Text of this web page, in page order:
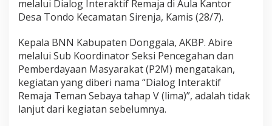
l
g
I
n
e
r
a
melalui Dialog Interaktif Remaja di Aula Kantor
Desa Tondo Kecamatan Sirenja, Kamis (28/7).
Kepala BNN Kabupaten Donggala, AKBP. Abire
melalui Sub Koordinator Seksi Pencegahan dan
Pemberdayaan Masyarakat (P2M) mengatakan,
kegiatan yang diberi nama “Dialog Interaktif
Remaja Teman Sebaya tahap V (lima)”, adalah tidak
lanjut dari kegiatan sebelumnya.